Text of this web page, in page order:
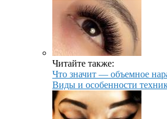
Читайте также:
Что значит — объемное
Виды и особенности